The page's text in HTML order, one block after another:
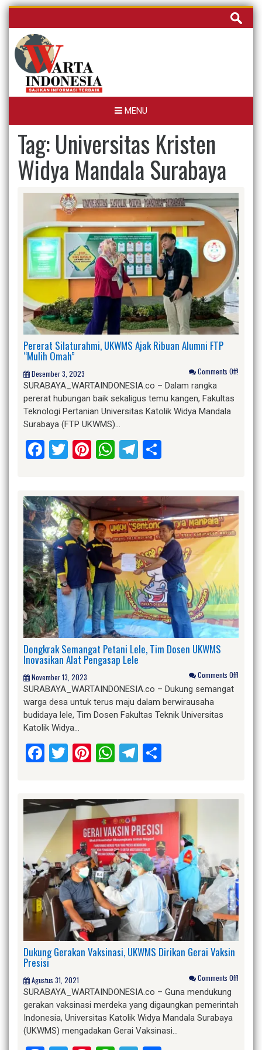
Skip
content
Cari
untuk:
MENU
Tag:Universitas Kristen
Widya Mandala Surabaya
Pererat Silaturahmi, UKWMS Ajak Ribuan Alumni FTP
“Mulih Omah”
Desember 3, 2023 Comments Off!
SURABAYA_WARTAINDONESIA.co – Dalam rangka
pererat hubungan baik sekaligus temu kangen, Fakultas
Teknologi Pertanian Universitas Katolik Widya Mandala
Surabaya (FTP UKWMS)…
Facebook
Twitter
Pinterest
WhatsApp
Telegram
Dongkrak Semangat Petani Lele, Tim Dosen UKWMS
Inovasikan Alat Pengasap Lele
November 13, 2023 Comments Off!
SURABAYA_WARTAINDONESIA.co – Dukung semangat
warga desa untuk terus maju dalam berwirausaha
budidaya lele, Tim Dosen Fakultas Teknik Universitas
Katolik Widya…
Facebook
Twitter
Pinterest
WhatsApp
Telegram
Dukung Gerakan Vaksinasi, UKWMS Dirikan Gerai Vaksin
Presisi
Agustus 31, 2021 Comments Off!
SURABAYA_WARTAINDONESIA.co – Guna mendukung
gerakan vaksinasi merdeka yang digaungkan pemerintah
Indonesia, Universitas Katolik Widya Mandala Surabaya
(UKWMS) mengadakan Gerai Vaksinasi…